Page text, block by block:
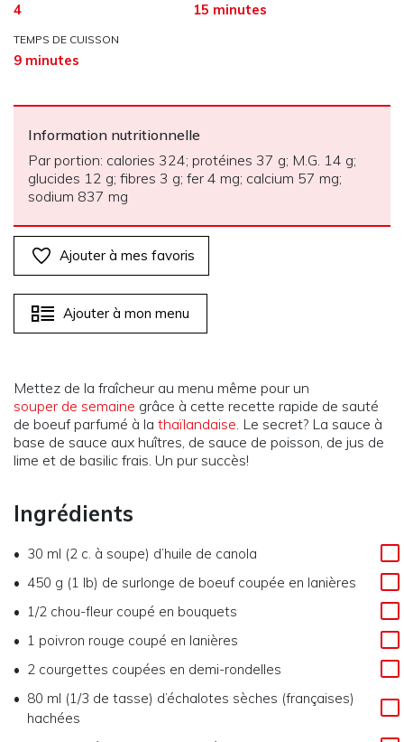
4 15 minutes
TEMPS DE CUISSON
9 minutes
Information nutritionnelle
Par portion: calories 324; protéines 37 g; M.G. 14 g;
glucides 12 g; fibres 3 g; fer 4 mg; calcium 57 mg;
sodium 837 mg
Ajouter à mes favoris
Ajouter à mon menu
Mettez de la fraîcheur au menu même pour un
souper de semaine grâce à cette recette rapide de sauté
de boeuf parfumé à la thaïlandaise. Le secret? La sauce à
base de sauce aux huîtres, de sauce de poisson, de jus de
lime et de basilic frais. Un pur succès!
Ingrédients
30 ml (2 c. à soupe) d’huile de canola
450 g (1 lb) de surlonge de boeuf coupée en lanières
1/2 chou-fleur coupé en bouquets
1 poivron rouge coupé en lanières
2 courgettes coupées en demi-rondelles
80 ml (1/3 de tasse) d’échalotes sèches (françaises)
hachées